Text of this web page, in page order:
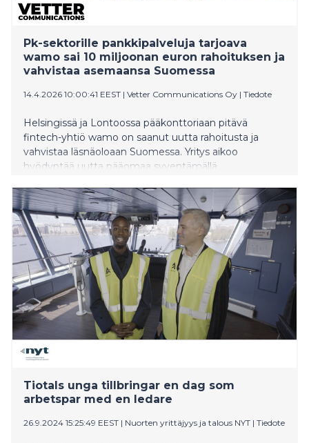
Pk-sektorille pankkipalveluja tarjoava
wamo sai 10 miljoonan euron rahoituksen ja
vahvistaa asemaansa Suomessa
14.4.2026 10:00:41 EEST | Vetter Communications Oy | Tiedote
Helsingissä ja Lontoossa pääkonttoriaan pitävä
fintech-yhtiö wamo on saanut uutta rahoitusta ja
vahvistaa läsnäoloaan Suomessa. Yritys aikoo
hyödyntää uutta pääomaa syventämällä
käyttöönottoa.
Tiotals unga tillbringar en dag som
arbetspar med en ledare
26.9.2024 15:25:49 EEST | Nuorten yrittäjyys ja talous NYT | Tiedote